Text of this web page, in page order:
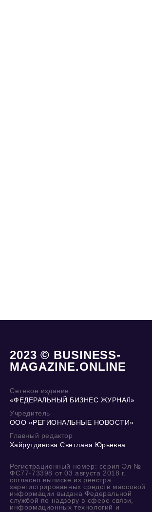
2023 © BUSINESS-
MAGAZINE.ONLINE
Сетевое издание
«ФЕДЕРАЛЬНЫЙ БИЗНЕС ЖУРНАЛ»
Учредитель
ООО «РЕГИОНАЛЬНЫЕ НОВОСТИ»
Главный редактор
Хайрутдинова Светлана Юрьевна
Регистрационный номер: серия Эл №
ФС77-73398 от 03 августа 2018 г.
согласно выписке из реестра
зарегистрированных средств массовой
информации выдана Федеральной
службой по надзору в сфере связи,
информационных технологий и